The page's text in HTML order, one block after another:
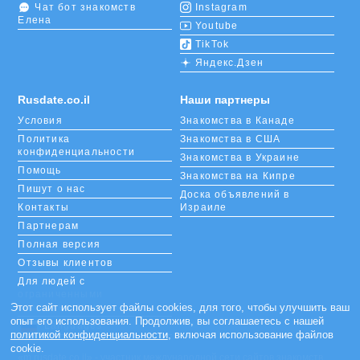
Rusdate.co.il
Условия
Политика
конфиденциальности
Помощь
Пишут о нас
Контакты
Партнерам
Полная версия
Отзывы клиентов
Для людей с
возможностями
Languages
Чат бот знакомств
Елена
Instagram
Youtube
TikTok
Яндекс.Дзен
Наши партнеры
Знакомства в Канаде
Знакомства в США
Знакомства в Украине
Знакомства на Кипре
Доска объявлений в
Израиле
Этот сайт использует файлы cookies, для того, чтобы улучшить ваш
опыт его использования. Продолжив, вы соглашаетесь с нашей
политикой конфиденциальности, включая использование файлов
cookie.